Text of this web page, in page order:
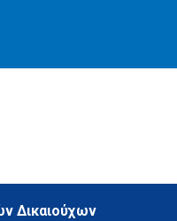
Δικαιούχων